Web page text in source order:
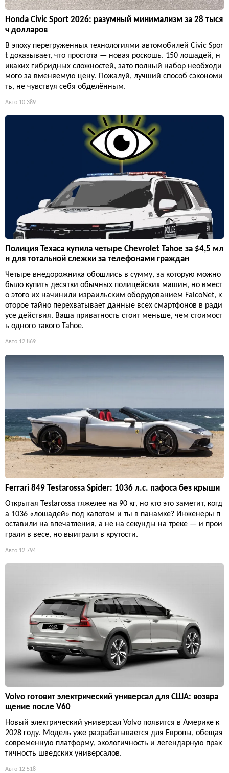
Honda Civic Sport 2026: разумный минимализм за 28 тыся
ч долларов
В эпоху перегруженных технологиями автомобилей Civic Spor
t доказывает, что простота — новая роскошь. 150 лошадей, н
икаких гибридных сложностей, зато полный набор необходи
мого за вменяемую цену. Пожалуй, лучший способ сэкономи
ть, не чувствуя себя обделённым.
Авто 10 389
Полиция Техаса купила четыре Chevrolet Tahoe за $4,5 мл
н для тотальной слежки за телефонами граждан
Четыре внедорожника обошлись в сумму, за которую можно
было купить десятки обычных полицейских машин, но вмест
о этого их начинили израильским оборудованием FalcoNet, к
оторое тайно перехватывает данные всех смартфонов в ради
усе действия. Ваша приватность стоит меньше, чем стоимост
ь одного такого Tahoe.
Авто 12 869
Ferrari 849 Testarossa Spider: 1036 л.с. пафоса без крыши
Открытая Testarossa тяжелее на 90 кг, но кто это заметит, когд
а 1036 «лошадей» под капотом и ты в панамке? Инженеры п
оставили на впечатления, а не на секунды на треке — и прои
грали в весе, но выиграли в крутости.
Авто 12 794
Volvo готовит электрический универсал для США: возвра
щение после V60
Новый электрический универсал Volvo появится в Америке к
2028 году. Модель уже разрабатывается для Европы, обещая
современную платформу, экологичность и легендарную прак
тичность шведских универсалов.
Авто 12 518